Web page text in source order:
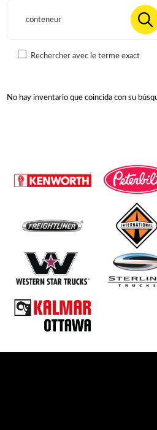
Rechercher avec le terme exact
No hay inventario que coincida con su